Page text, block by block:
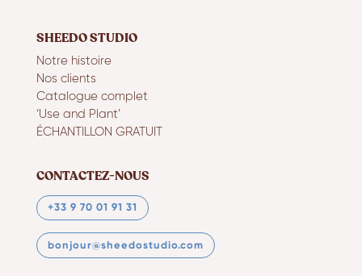
SHEEDO STUDIO
Notre histoire
Nos clients
Catalogue complet
‘Use and Plant’
ÉCHANTILLON GRATUIT
CONTACTEZ-NOUS
+33 9 70 01 91 31
bonjour@sheedostudio.com